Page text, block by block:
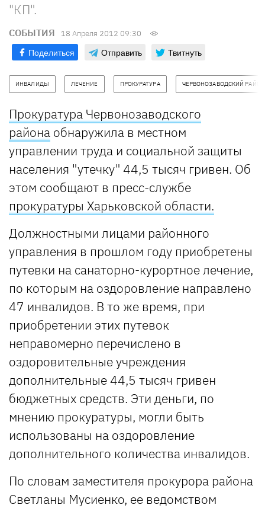
"КП".
СОБЫТИЯ 18 Апреля 2012 09:30
Поделиться Отправить Твитнуть
ИНВАЛИДЫ ЛЕЧЕНИЕ ПРОКУРАТУРА ЧЕРВОНОЗАВОДСКИЙ РАЙОН
Прокуратура Червонозаводского
района обнаружила в местном
управлении труда и социальной защиты
населения "утечку" 44,5 тысяч гривен. Об
этом сообщают в пресс-службе
прокуратуры Харьковской области.
Должностными лицами районного
управления в прошлом году приобретены
путевки на санаторно-курортное лечение,
по которым на оздоровление направлено
47 инвалидов. В то же время, при
приобретении этих путевок
неправомерно перечислено в
оздоровительные учреждения
дополнительные 44,5 тысяч гривен
бюджетных средств. Эти деньги, по
мнению прокуратуры, могли быть
использованы на оздоровление
дополнительного количества инвалидов.
По словам заместителя прокурора района
Светланы Мусиенко, ее ведомством